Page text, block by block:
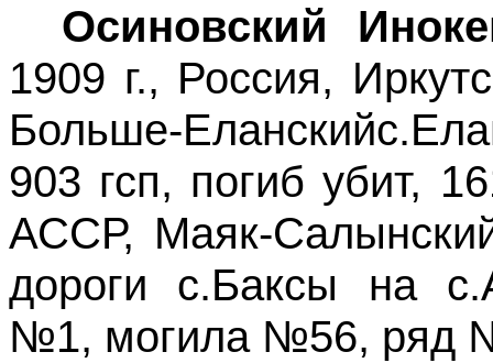
Осиновский
1909 г., Россия,
Больше-
903 гсп, погиб убит,
АССР, Маяк-
дороги с.Баксы на
№1, могила №56, ряд